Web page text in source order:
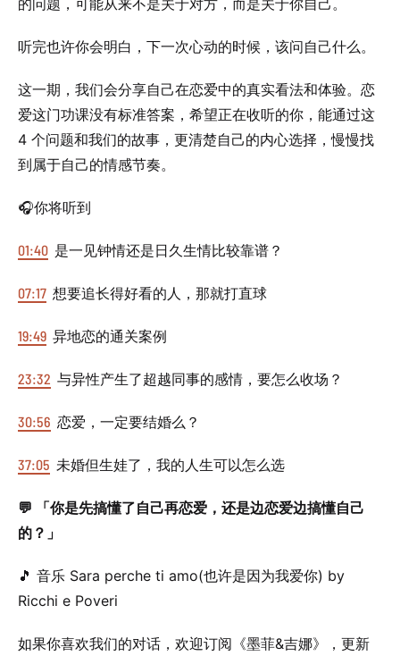
的问题，可能从来不是关于对方，而是关于你自己。
听完也许你会明白，下一次心动的时候，该问自己什么。
这一期，我们会分享自己在恋爱中的真实看法和体验。恋
爱这门功课没有标准答案，希望正在收听的你，能通过这
4 个问题和我们的故事，更清楚自己的内心选择，慢慢找
到属于自己的情感节奏。
🎧你将听到
01:40 是一见钟情还是日久生情比较靠谱？
07:17 想要追长得好看的人，那就打直球
19:49 异地恋的通关案例
23:32 与异性产生了超越同事的感情，要怎么收场？
30:56 恋爱，一定要结婚么？
37:05 未婚但生娃了，我的人生可以怎么选
💬 「你是先搞懂了自己再恋爱，还是边恋爱边搞懂自己
的？」
🎵 音乐 Sara perche ti amo(也许是因为我爱你) by
Ricchi e Poveri
如果你喜欢我们的对话，欢迎订阅《墨菲&吉娜》，更新